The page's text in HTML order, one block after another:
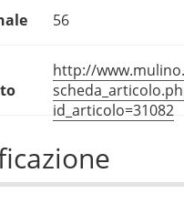
56
http://
id_articolo=31082